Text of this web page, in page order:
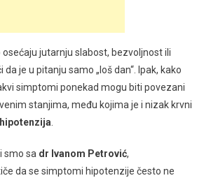
jutarnju slabost, bezvoljnost ili
je u pitanju samo „loš dan“. Ipak, kako
simptomi ponekad mogu biti povezani
stanjima, među kojima je i nizak krvni
hipotenzija
smo sa dr Ivanom Petrović,
da se simptomi hipotenzije često ne